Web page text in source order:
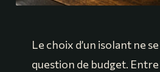
Le choix d’un isolant ne
question de budget. Entre